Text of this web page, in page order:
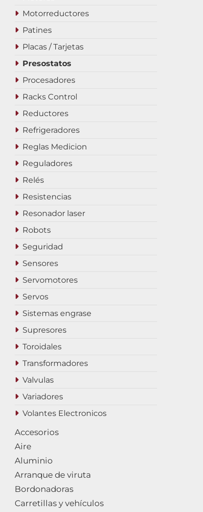
Motorreductores
Patines
Placas / Tarjetas
Presostatos
Procesadores
Racks Control
Reductores
Refrigeradores
Reglas Medicion
Reguladores
Relés
Resistencias
Resonador laser
Robots
Seguridad
Sensores
Servomotores
Servos
Sistemas engrase
Supresores
Toroidales
Transformadores
Valvulas
Variadores
Volantes Electronicos
Accesorios
Aire
Aluminio
Arranque de viruta
Bordonadoras
Carretillas y vehículos